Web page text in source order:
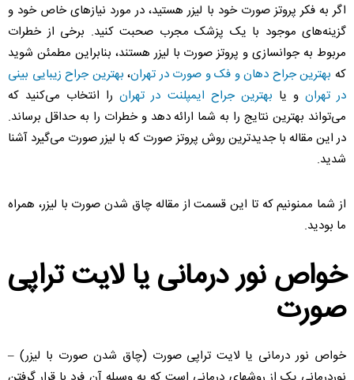
اگر به فکر پروتز صورت خود با لیزر هستید، در مورد نیازهای خاص خود و
گزینه‌های موجود با یک پزشک مجرب صحبت کنید. برخی از خطرات
مربوط به جوانسازی و پروتز صورت با لیزر هستند، بنابراین مطمئن شوید
که بهترین جراح دهان و فک و صورت در تهران، بهترین جراح زیبایی بینی
در تهران و یا بهترین جراح ایمپلنت در تهرانرا انتخاب می‌کنید که
می‌تواند بهترین نتایج را به شما ارائه دهد و خطرات را به حداقل برساند.
در این مقاله با جدیدترین روش پروتز صورت که با لیزر صورت می‌گیرد آشنا
شدید.
از شما ممنونیم که تا این قسمت از مقاله چاق شدن صورت با لیزر، همراه
ما بودید.
خواص نور درمانی یا لایت تراپی
صورت
خواص نور درمانی یا لایت تراپی صورت (چاق شدن صورت با لیزر) –